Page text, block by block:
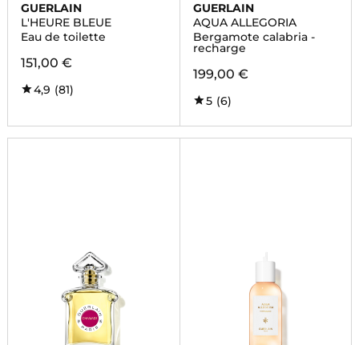
GUERLAIN
L'HEURE BLEUE
Eau de toilette
151,00 €
4,9 (81)
GUERLAIN
AQUA ALLEGORIA
Bergamote calabria -
recharge
199,00 €
5 (6)